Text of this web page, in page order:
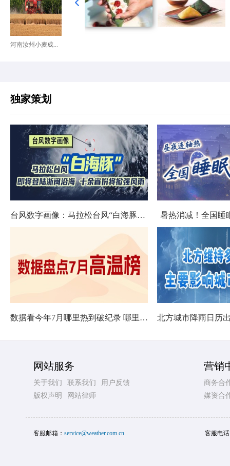
河南汝州小麦成...
独家策划
台风数字画像：马拉松台风“白海豚”将影响十余省份 暑热消减！全国睡
数据看今年7月哪里热到破纪录 哪里暑热连轴转
网站服务
关于我们 联系我们
用户反馈
版权声明
网站律师
营销
商务合
媒资合
客服邮箱： service@weather.com.cn 客服电